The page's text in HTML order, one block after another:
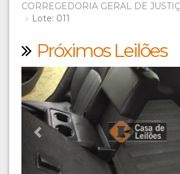
CORREGEDORIA GERAL DE
Lote: 011
Próximos Leilões
Previous